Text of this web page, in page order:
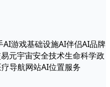
AI游戏基础设施AI伴侣AI品牌
元宇宙安全技术生命科学政
导航网站AI位置服务